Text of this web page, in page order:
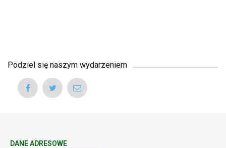
Podziel się naszym wydarzeniem
DANE ADRESOWE